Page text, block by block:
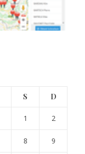
S D
1 2
8 9